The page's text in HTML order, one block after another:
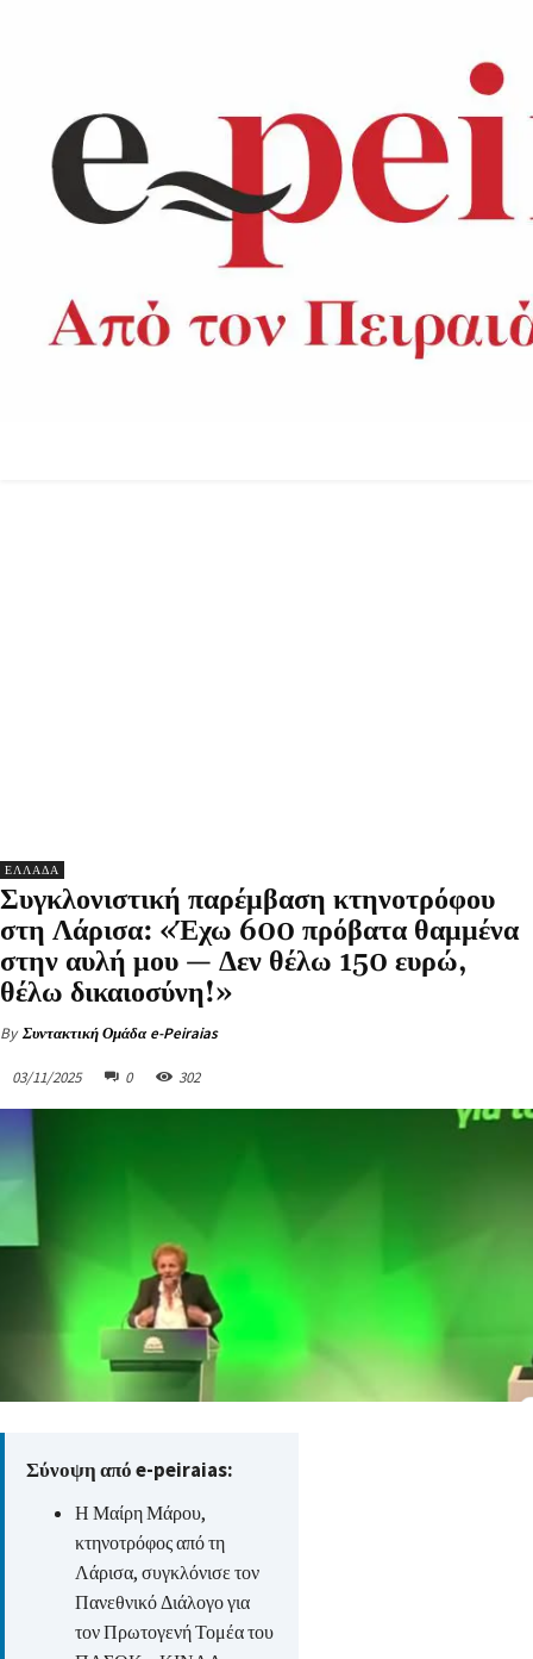
ΕΛΛΑΔΑ
Συγκλονιστική παρέμβαση κτηνοτρόφου
στη Λάρισα: «Έχω 600 πρόβατα θαμμένα
στην αυλή μου — Δεν θέλω 150 ευρώ,
θέλω δικαιοσύνη!»
By Συντακτική Ομάδα e-Peiraias
03/11/2025 0 302
Σύνοψη από e-peiraias:
Η Μαίρη Μάρου,
κτηνοτρόφος από τη
Λάρισα, συγκλόνισε τον
Πανεθνικό Διάλογο για
τον Πρωτογενή Τομέα του